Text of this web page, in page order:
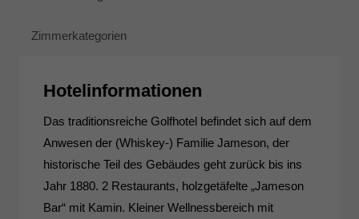
Zimmerkategorien
Hotelinformationen
Das traditionsreiche Golfhotel befindet sich auf dem
Anwesen der (Whiskey-) Familie Jameson, der
historische Teil des Gebäudes geht zurück bis ins
Jahr 1880. 2 Restaurants, holzgetäfelte „Jameson
Bar“ mit Kamin. Kleiner Wellnessbereich mit